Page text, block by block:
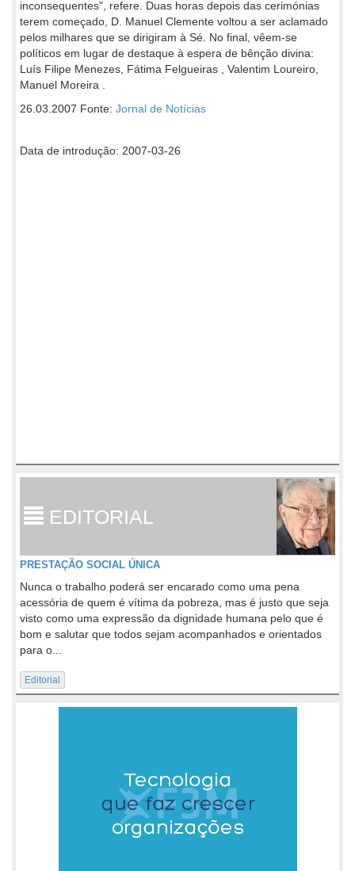
inconsequentes", refere. Duas horas depois das cerimónias
terem começado, D. Manuel Clemente voltou a ser aclamado
pelos milhares que se dirigiram à Sé. No final, vêem-se
políticos em lugar de destaque à espera de bênção divina:
Luís Filipe Menezes, Fátima Felgueiras , Valentim Loureiro,
Manuel Moreira .
26.03.2007 Fonte: Jornal de Notícias
Data de introdução: 2007-03-26
EDITORIAL
PRESTAÇÃO SOCIAL ÚNICA
Nunca o trabalho poderá ser encarado como uma pena
acessória de quem é vítima da pobreza, mas é justo que seja
visto como uma expressão da dignidade humana pelo que é
bom e salutar que todos sejam acompanhados e orientados
para o...
Editorial